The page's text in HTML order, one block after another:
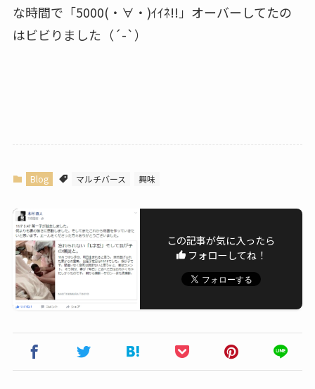
な時間で「5000(・∀・)ｲｲﾈ!!」オーバーしてたの
はビビりました（´-`）
Blog マルチバース 興味
この記事が気に入ったら
フォローしてね！